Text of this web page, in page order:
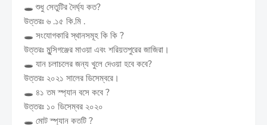
🕳️ শুধু সেতুটির দৈর্ঘ্য কত?
উত্তরঃ ৬ .১৫ কি.মি .
🕳️ সংযোগকারি স্থানসমূহ কি কি ?
উত্তরঃ মুন্সিগঞ্জের মাওয়া এবং শরিয়তপুরের জাজিরা।
🕳️ যান চলাচলের জন্য খুলে দেওয়া হবে কবে?
উত্তরঃ ২০২১ সালের ডিসেম্বরে।
🕳️ ৪১ তম স্প্যান বসে কবে ?
উত্তরঃ ১০ ডিসেম্বর ২০২০
🕳️ মোট স্প্যান কতটি ?